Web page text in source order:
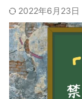
2022年6月23日